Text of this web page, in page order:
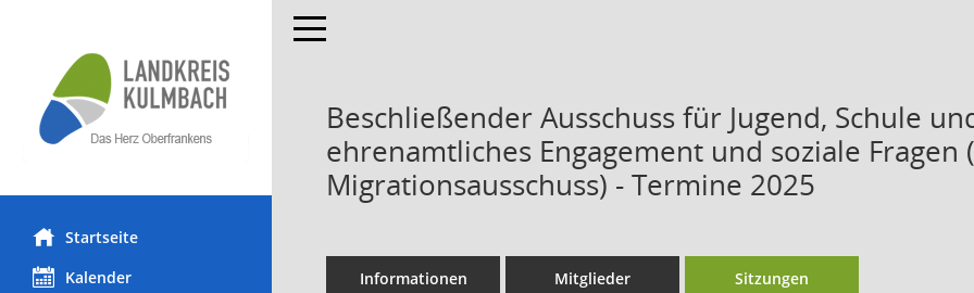
Startseite
Kalender
Toggle navigation
Beschließender Ausschuss für Jugend, Schule
ehrenamtliches Engagement und soziale Fragen
Migrationsausschuss) - Termine 2025
Informationen Mitglieder Sitzungen